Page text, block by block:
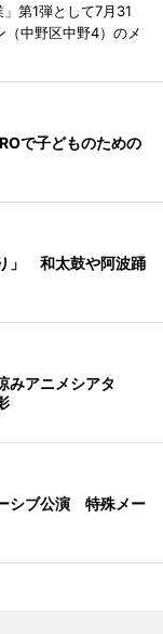
第1弾として7月31
（中野区中野4）のメ
で子どものための
」 和太鼓や阿波踊
みアニメシアタ
シブ公演 特殊メー